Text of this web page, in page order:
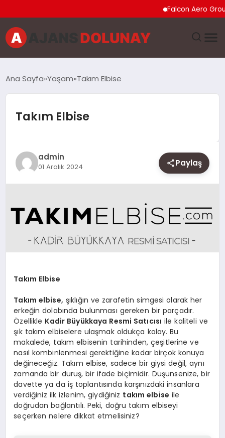
Falcon Aero Group,
EĞITIM
EKONOMI
GÜNCEL
SAĞLIK
SIYASET
SPOR
YAŞAM
Ana Sayfa Yaşam Takım Elbise
Takım Elbise
admin
01 Aralık 2024 Paylaş
Takım Elbise
Takım elbise, şıklığın ve zarafetin simgesi olarak her
erkeğin dolabında bulunması gereken bir parçadır.
Özellikle Kadir Büyükkaya Resmi Satıcısı ile kaliteli ve
şık takım elbiselere ulaşmak oldukça kolay. Bu
makalede, takım elbisenin tarihinden, çeşitlerine ve
nasıl kombinlenmesi gerektiğine kadar birçok konuya
değineceğiz. Takım elbise, sadece bir giysi değil, aynı
zamanda bir duruş, bir ifade biçimidir. Düşünsenize, bir
davette ya da iş toplantısında karşınızdaki insanlara
verdiğiniz ilk izlenim, giydiğiniz takım elbise ile
doğrudan bağlantılı. Peki, doğru takım elbiseyi
seçerken nelere dikkat etmelisiniz?